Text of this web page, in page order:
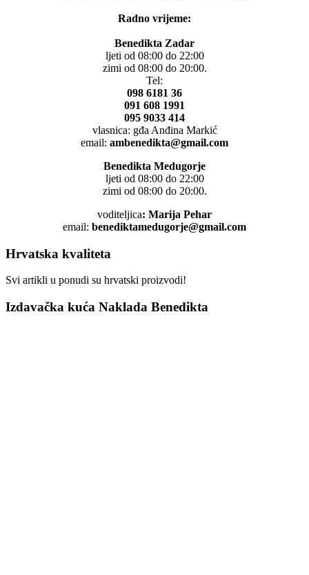
Radno vrijeme:
Benedikta Zadar
ljeti od 08:00 do 22:00
zimi od 08:00 do 20:00.
Tel:
098 6181 36
091 608 1991
095 9033 414
vlasnica: gđa Anđina Markić
email: ambenedikta@gmail.com
Benedikta Medugorje
ljeti od 08:00 do 22:00
zimi od 08:00 do 20:00.
voditeljica: Marija Pehar
email: benediktamedugorje@gmail.com
Hrvatska kvaliteta
Svi artikli u ponudi su hrvatski proizvodi!
Izdavačka kuća Naklada Benedikta